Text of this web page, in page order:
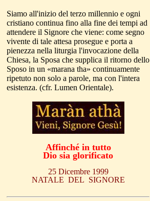
Siamo all'inizio del terzo millennio e ogni
cristiano continua fino alla fine dei tempi ad
attendere il Signore che viene: come segno
vivente di tale attesa prosegue e porta a
pienezza nella liturgia l'invocazione della
Chiesa, la Sposa che supplica il ritorno dello
Sposo in un «marana tha» continuamente
ripetuto non solo a parole, ma con l'intera
esistenza. (cfr. Lumen Orientale).
Affinché in tutto
Dio sia glorificato
25 Dicembre 1999
NATALE DEL SIGNORE